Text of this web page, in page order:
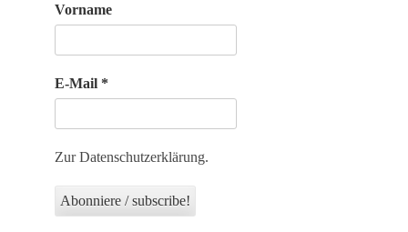
Vorname
E-Mail *
Zur Datenschutzerklärung.